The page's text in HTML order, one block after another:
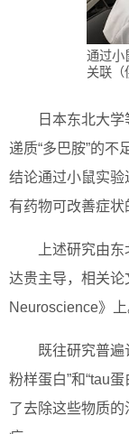
通过小
关联（
日本东北大
递质“多巴胺”的
结论通过小鼠实
有药物可改善症状
上述研究由
达贵主导，相关
Neuroscience》上
既往研究普
粉样蛋白”和“tau
了去除这些物质